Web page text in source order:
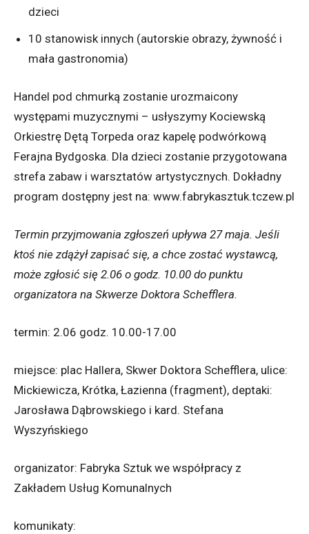
dzieci
10 stanowisk innych (autorskie obrazy, żywność i
mała gastronomia)
Handel pod chmurką zostanie urozmaicony
występami muzycznymi – usłyszymy Kociewską
Orkiestrę Dętą Torpeda oraz kapelę podwórkową
Ferajna Bydgoska. Dla dzieci zostanie przygotowana
strefa zabaw i warsztatów artystycznych. Dokładny
program dostępny jest na: www.fabrykasztuk.tczew.pl
Termin przyjmowania zgłoszeń upływa 27 maja. Jeśli
ktoś nie zdążył zapisać się, a chce zostać wystawcą,
może zgłosić się 2.06 o godz. 10.00 do punktu
organizatora na Skwerze Doktora Schefflera.
termin: 2.06 godz. 10.00-17.00
miejsce: plac Hallera, Skwer Doktora Schefflera, ulice:
Mickiewicza, Krótka, Łazienna (fragment), deptaki:
Jarosława Dąbrowskiego i kard. Stefana
Wyszyńskiego
organizator: Fabryka Sztuk we współpracy z
Zakładem Usług Komunalnych
komunikaty: